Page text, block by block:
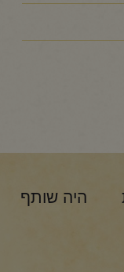
היה שותף